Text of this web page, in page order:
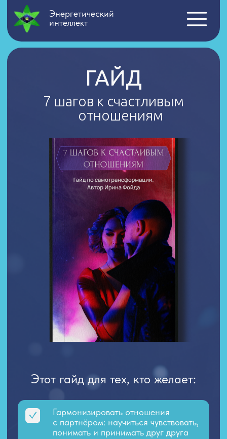
Энергетический
интеллект
7 шагов к счастливым
Этот гайд для тех, кто желает:
Гармонизировать отношения
с партнёром: научиться чувствовать,
понимать и принимать друг друга
Встретить свою половинку
ценность, страсть и НАЧАТЬ
получать, то что Вы хотите
отношениям
Исцелить психо-эмоциональное
состояние